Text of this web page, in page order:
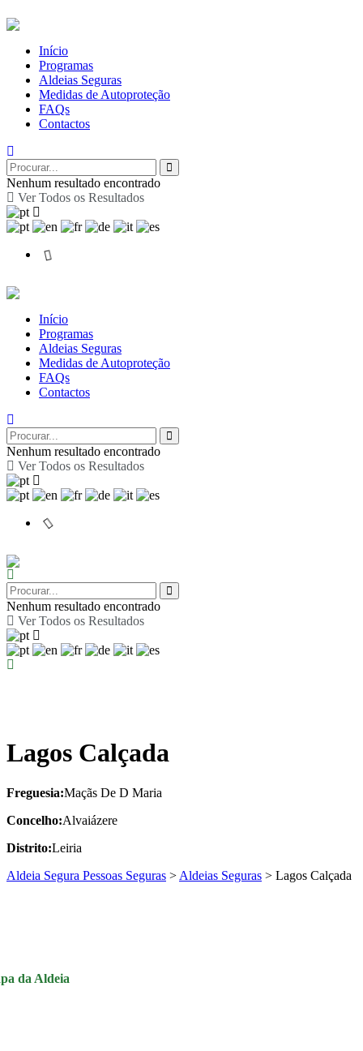
Início
Programas
Aldeias Seguras
Medidas de Autoproteção
FAQs
Contactos
Nenhum resultado encontrado
Ver Todos os Resultados
Início
Programas
Aldeias Seguras
Medidas de Autoproteção
FAQs
Contactos
Nenhum resultado encontrado
Ver Todos os Resultados
Nenhum resultado encontrado
Ver Todos os Resultados
Lagos Calçada
Freguesia:Maçãs De D Maria
Concelho:Alvaiázere
Distrito:Leiria
Aldeia Segura Pessoas Seguras > Aldeias Seguras > Lagos Calçada
da Aldeia